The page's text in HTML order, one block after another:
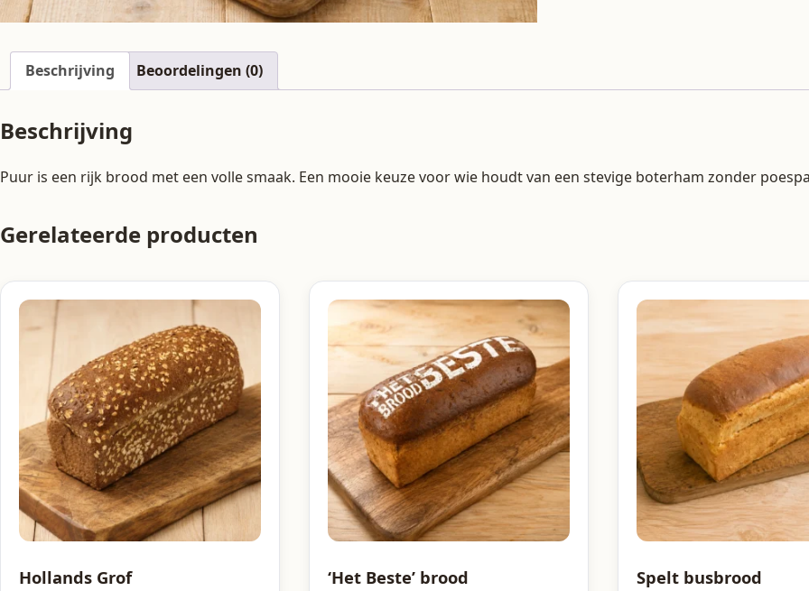
Beschrijving Beoordelingen (0)
Beschrijving
Puur is een rijk brood met een volle smaak. Een mooie keuze voor wie houdt van een stevige boterham zonder
Gerelateerde producten
Hollands Grof ‘Het Beste’ brood Spelt busbrood